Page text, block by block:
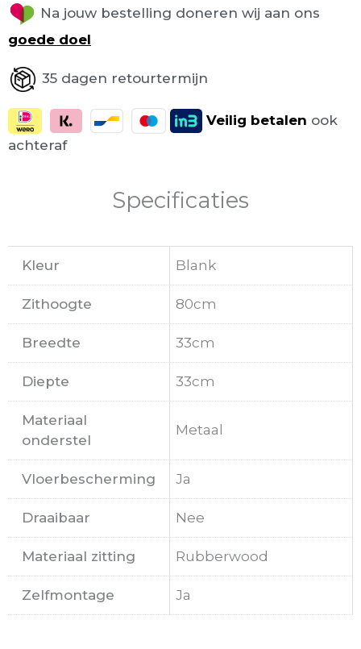
Na jouw bestelling doneren wij aan ons
goede doel
35 dagen retourtermijn
Veilig betalen ook
achteraf
Specificaties
Kleur Blank
Zithoogte 80cm
Breedte 33cm
Diepte 33cm
Materiaal
onderstel
Metaal
Vloerbescherming Ja
Draaibaar Nee
Materiaal zitting Rubberwood
Zelfmontage Ja